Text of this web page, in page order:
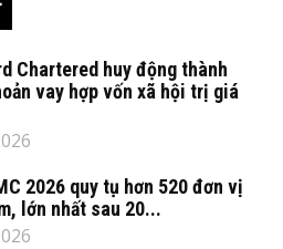
Chartered huy động thành
vay hợp vốn xã hội trị giá
2026 quy tụ hơn 520 đơn vị
lớn nhất sau 20...